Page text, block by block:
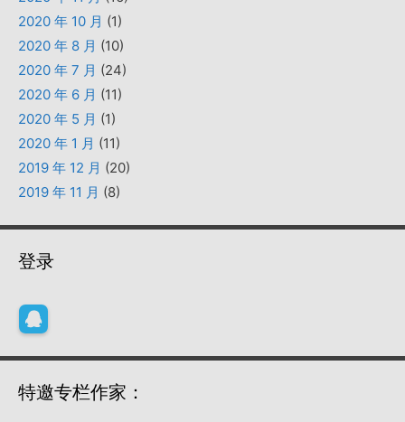
2020 年 10 月 (1)
2020 年 8 月 (10)
2020 年 7 月 (24)
2020 年 6 月 (11)
2020 年 5 月 (1)
2020 年 1 月 (11)
2019 年 12 月 (20)
2019 年 11 月 (8)
登录
特邀专栏作家：